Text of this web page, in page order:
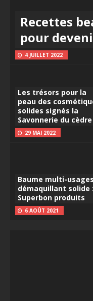
Recettes
pour
4 JUILLET 2022
Les trésors pour la
peau des
solides signés la
Savonnerie du cèdre
29 MAI 2022
Baume multi-
démaquillant solide
Superbon produits
6 AOÛT 2021